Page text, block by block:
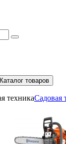
Каталог товаров
техникаСадовая